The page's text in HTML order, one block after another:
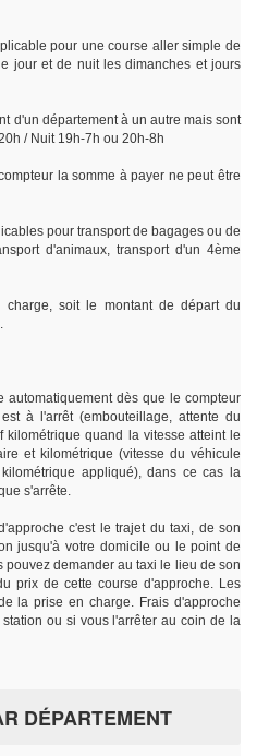
pour une course aller simple de
jour et de nuit les dimanches et jours
d'un département à un autre mais sont
/ Nuit 19h-7h ou 20h-8h
la somme à payer ne peut être
pour transport de bagages ou de
d'animaux, transport d'un 4ème
soit le montant de départ du
automatiquement dès que le compteur
à l'arrêt (embouteillage, attente du
quand la vitesse atteint le
et kilométrique (vitesse du véhicule
appliqué), dans ce cas la
s'arrête.
c'est le trajet du taxi, de son
jusqu'à votre domicile ou le point de
pouvez demander au taxi le lieu de son
prix de cette course d'approche. Les
la prise en charge. Frais d'approche
ou si vous l'arrêter au coin de la
DÉPARTEMENT